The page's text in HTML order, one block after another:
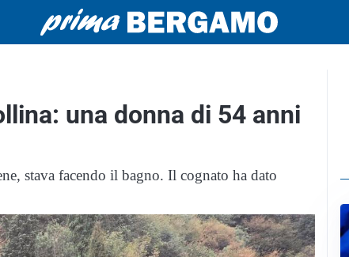
una donna di 54 anni
stava facendo il bagno. Il cognato ha dato